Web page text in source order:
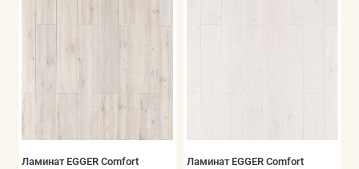
Ламинат EGGER Comfort
Ламинат EGGER Comfort